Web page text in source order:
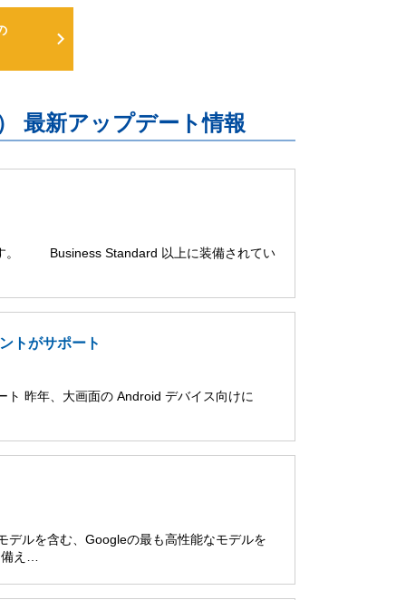
最新アップデート情報
。 Business Standard 以上に装備されてい
トがサポート
昨年、大画面の Android デバイス向けに
ルを含む、Googleの最も高性能なモデルを
え…